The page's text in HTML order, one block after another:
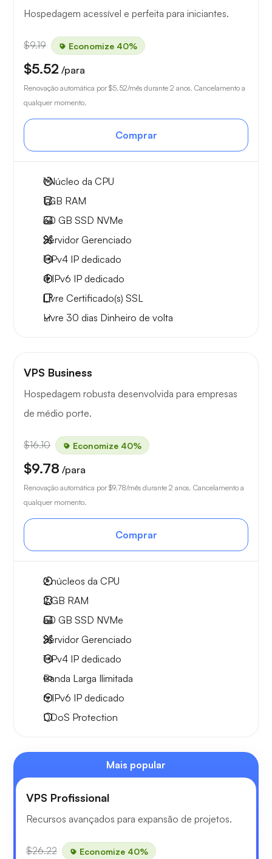
Hospedagem acessível e perfeita para iniciantes.
$9.19 Economize 40%
$5.52 /para
Renovação automática por $5.52/mês durante 2 anos. Cancelamento a
qualquer momento.
Comprar
1Núcleo da CPU
1 GB RAM
30 GB SSD NVMe
Servidor Gerenciado
1 IPv4 IP dedicado
4 IPv6 IP dedicado
Livre Certificado(s) SSL
Livre 30 dias Dinheiro de volta
VPS Business
Hospedagem robusta desenvolvida para empresas
de médio porte.
$16.10 Economize 40%
$9.78 /para
Renovação automática por $9.78/mês durante 2 anos. Cancelamento a
qualquer momento.
Comprar
2núcleos da CPU
2 GB RAM
50 GB SSD NVMe
Servidor Gerenciado
1 IPv4 IP dedicado
Banda Larga Ilimitada
6 IPv6 IP dedicado
DDoS Protection
Mais popular
VPS Profissional
Recursos avançados para expansão de projetos.
$26.22 Economize 40%